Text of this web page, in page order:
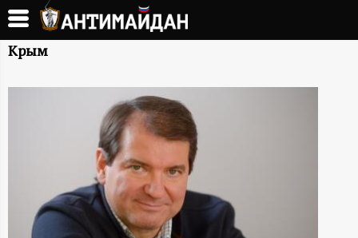
Перейти
основному
А
Н
Крым